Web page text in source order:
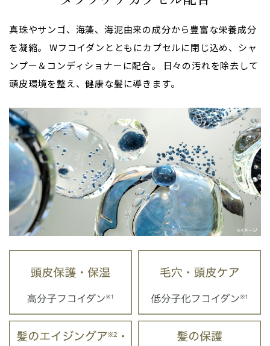
真珠やサンゴ、海藻、海泥由来の成分から豊富な栄養成分
を凝縮。
Wフコイダンとともにカプセルに閉じ込め、シャ
ンプー＆コンディショナーに配合。
日々の汚れを除去して
頭皮環境を整え、健康な髪に導きます。